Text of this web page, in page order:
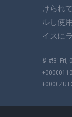
けられ
ルし使
イスに
© #!31Fri,